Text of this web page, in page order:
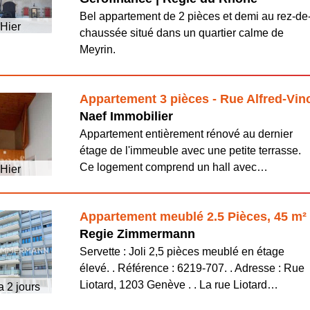
Hier
Bel appartement de 2 pièces et demi au rez-
chaussée situé dans un quartier calme de
Meyrin.
Appartement 3 pièces - Rue Alfred-
Hier
Naef Immobilier
Appartement entièrement rénové au dernier
étage de l'immeuble avec une petite terrasse.
Ce logement comprend un hall avec…
Appartement meublé 2.5 Pièces, 45 m²
2 jours
Regie Zimmermann
Servette : Joli 2,5 pièces meublé en étage
élevé. . Référence : 6219-707. . Adresse : Rue
Liotard, 1203 Genève . . La rue Liotard…